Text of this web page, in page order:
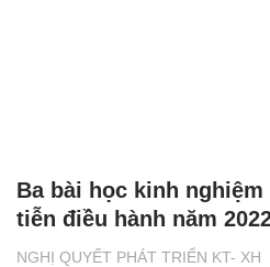
NGHỊ QUYẾT PHÁT TRIỂN KT- XH
Ba bài học kinh
tiễn điều hành năm